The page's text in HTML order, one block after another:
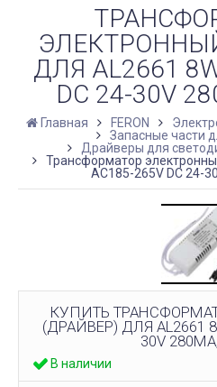
ДЛЯ AL2661
DC 24-30V
Главная FERON
Запасные части
Драйверы для
Трансформатор
AC185-265V DC 24-
КУПИТЬ
(ДРАЙВЕР) ДЛЯ AL2661
30V
В наличии